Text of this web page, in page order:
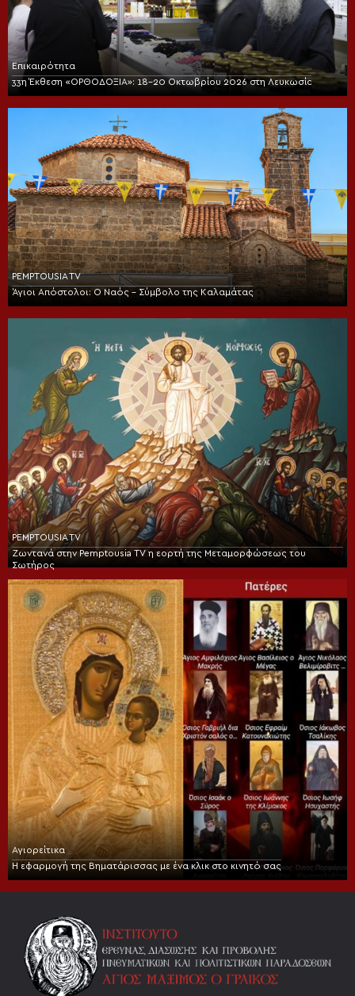
Επικαιρότητα
33η Έκθεση «ΟΡΘΟΔΟΞΙΑ»: 18-20 Οκτωβρίου 2026 στη Λευκωσία
PEMPTOUSIA TV
Άγιοι Απόστολοι: Ο Ναός – Σύμβολο της Καλαμάτας
PEMPTOUSIA TV
Ζωντανά στην Pemptousia TV η εορτή της Μεταμορφώσεως του
Σωτήρος
Αγιορείτικα
Η εφαρμογή της Βηματάρισσας με ένα κλικ στο κινητό σας